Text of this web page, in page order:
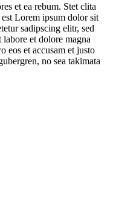
et ea rebum. Stet clita
est Lorem ipsum dolor sit
sadipscing elitr, sed
et dolore magna
eos et accusam et justo
no sea takimata